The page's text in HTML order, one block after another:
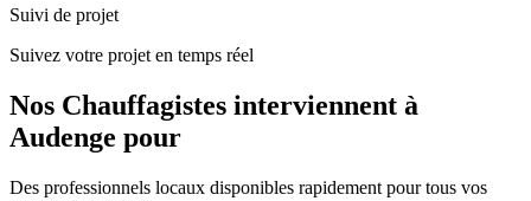
Suivi de projet
Suivez votre projet en temps réel
Nos Chauffagistes interviennent à
Audenge pour
Des professionnels locaux disponibles rapidement pour tous vos